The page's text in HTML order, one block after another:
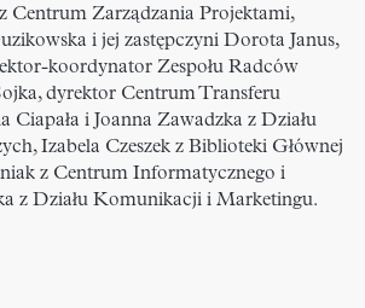
Centrum Zarządzania Projektami,
i jej zastępczyni Dorota Janus,
koordynator Zespołu Radców
dyrektor Centrum Transferu
Ciapała i Joanna Zawadzka z Działu
Izabela Czeszek z Biblioteki Głównej
z Centrum Informatycznego i
z Działu Komunikacji i Marketingu.